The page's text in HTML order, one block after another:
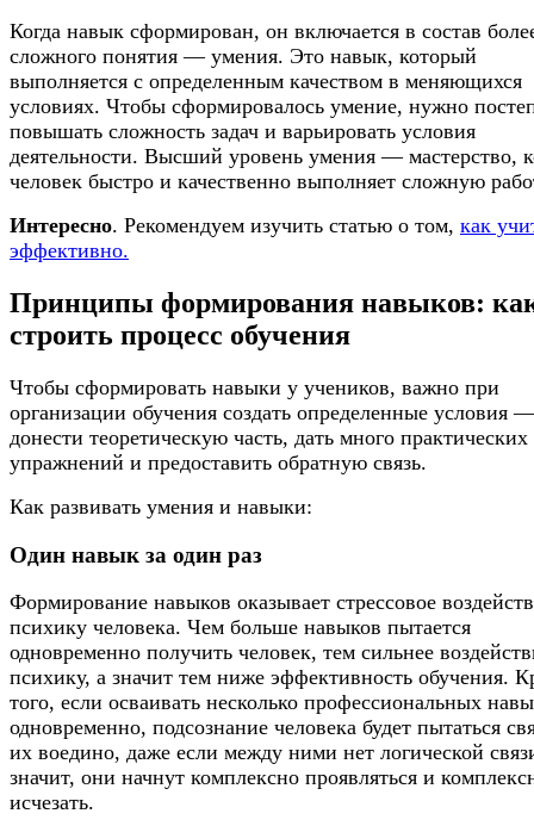
Когда навык сформирован, он включается в состав
сложного понятия — умения. Это навык, который
выполняется с определенным качеством в меняющихся
условиях. Чтобы сформировалось умение, нужно
повышать сложность задач и варьировать условия
деятельности. Высший уровень умения — мастерство,
человек быстро и качественно выполняет сложную
Интересно. Рекомендуем изучить статью о том, как
эффективно.
Принципы формирования навыков:
строить процесс обучения
Чтобы сформировать навыки у учеников, важно при
организации обучения создать определенные условия —
донести теоретическую часть, дать много практических
упражнений и предоставить обратную связь.
Как развивать умения и навыки:
Один навык за один раз
Формирование навыков оказывает стрессовое
психику человека. Чем больше навыков пытается
одновременно получить человек, тем сильнее
психику, а значит тем ниже эффективность обучения.
того, если осваивать несколько профессиональных
одновременно, подсознание человека будет пытаться
их воедино, даже если между ними нет логической
значит, они начнут комплексно проявляться и
исчезать.